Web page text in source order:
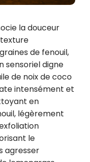
la douceur
de fenouil,
sensoriel digne
de noix de coco
intensément et
en
légèrement
le
agresser